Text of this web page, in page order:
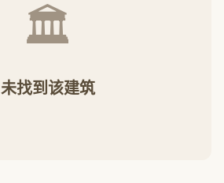
🏛️
未找到该建筑